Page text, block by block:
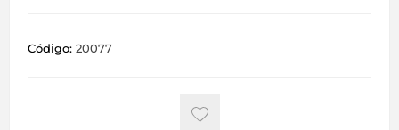
Código: 20077